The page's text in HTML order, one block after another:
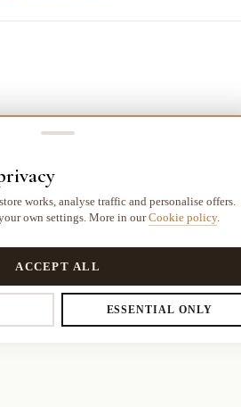
14 dni
works, analyse traffic and personalise offers.
own settings. More in our Cookie policy.
ESSENTIAL ONLY
ACCEPT ALL
enable voluntarily.